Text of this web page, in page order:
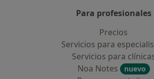
Para profesionales
Precios
Servicios para
Servicios para
Noa Notes
nuevo